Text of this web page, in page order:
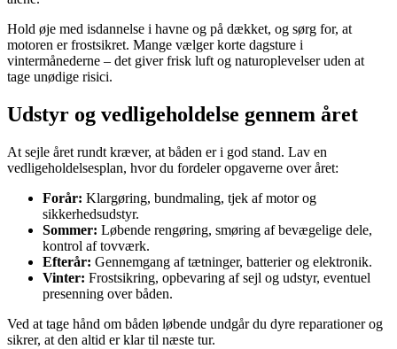
Hold øje med isdannelse i havne og på dækket, og sørg for, at
motoren er frostsikret. Mange vælger korte dagsture i
vintermånederne – det giver frisk luft og naturoplevelser uden at
tage unødige risici.
Udstyr og vedligeholdelse gennem året
At sejle året rundt kræver, at båden er i god stand. Lav en
vedligeholdelsesplan, hvor du fordeler opgaverne over året:
Forår: Klargøring, bundmaling, tjek af motor og
sikkerhedsudstyr.
Sommer: Løbende rengøring, smøring af bevægelige dele,
kontrol af tovværk.
Efterår: Gennemgang af tætninger, batterier og elektronik.
Vinter: Frostsikring, opbevaring af sejl og udstyr, eventuel
presenning over båden.
Ved at tage hånd om båden løbende undgår du dyre reparationer og
sikrer, at den altid er klar til næste tur.